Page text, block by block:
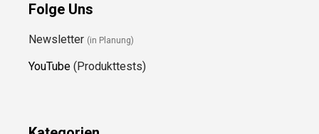
Folge Uns
Newsletter (in Planung)
YouTube (Produkttests)